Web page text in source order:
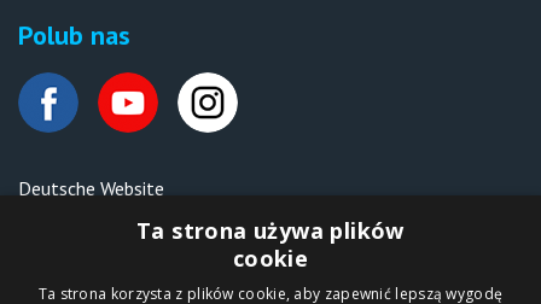
Polub nas
Deutsche Website
Malen nach Zahlen Ipicasso.de
Ta strona używa plików
cookie
Ta strona korzysta z plików cookie, aby zapewnić lepszą wygodę